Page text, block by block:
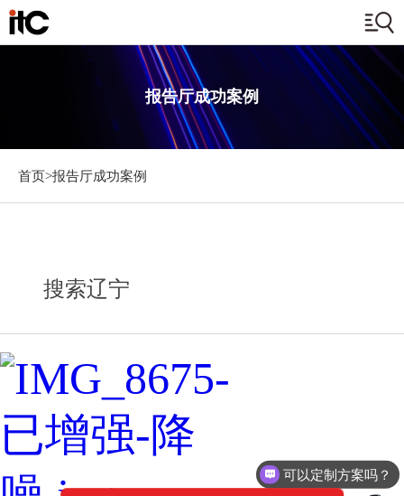
报告厅成功案例
首页>报告厅成功案例
搜索辽宁
可以定制方案吗？